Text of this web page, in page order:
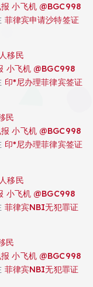
小飞机 @BGC998
菲律宾申请沙特签证
移民
小飞机 @BGC998
印*尼办理菲律宾签证
民
小飞机 @BGC998
印*尼办理菲律宾签证
移民
小飞机 @BGC998
菲律宾NBI无犯罪证
民
小飞机 @BGC998
菲律宾NBI无犯罪证